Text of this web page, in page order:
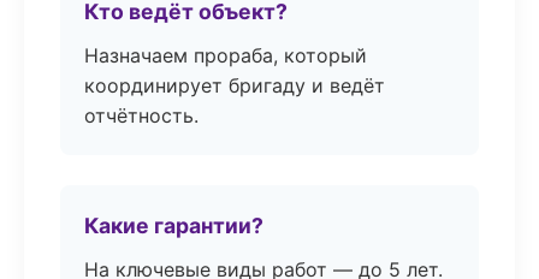
Кто ведёт объект?
Назначаем прораба, который
координирует бригаду и ведёт
отчётность.
Какие гарантии?
На ключевые виды работ — до 5 лет.